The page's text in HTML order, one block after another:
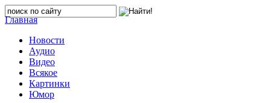
Главная
Новости
Аудио
Видео
Всякое
Картинки
Юмор